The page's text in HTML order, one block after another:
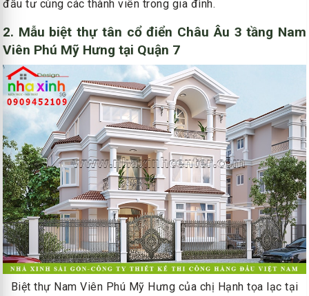
đầu tư cùng các thành viên trong gia đình.
2. Mẫu biệt thự tân cổ điển Châu Âu 3 tầng Nam
Viên Phú Mỹ Hưng tại Quận 7
Biệt thự Nam Viên Phú Mỹ Hưng của chị Hạnh tọa lạc tại